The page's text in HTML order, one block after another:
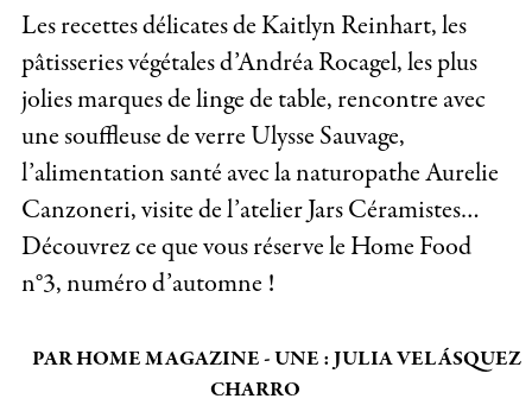
Les recettes délicates de Kaitlyn Reinhart, les
pâtisseries végétales d’Andréa Rocagel, les plus
jolies marques de linge de table, rencontre avec
une souffleuse de verre Ulysse Sauvage,
l’alimentation santé avec la naturopathe Aurelie
Canzoneri, visite de l’atelier Jars Céramistes…
Découvrez ce que vous réserve le Home Food
n°3, numéro d’automne !
PAR HOME MAGAZINE - UNE : JULIA VELÁSQUEZ
CHARRO